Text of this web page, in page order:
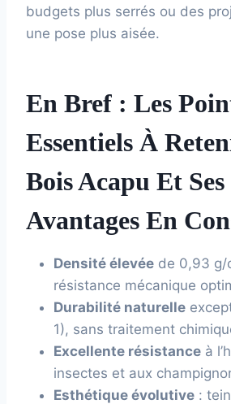
budgets plus serrés ou des
une pose plus aisée.
En Bref : Les
Essentiels À
Bois Acapu Et Ses
Avantages En
Densité élevée de 0,93 g/
résistance mécanique
Durabilité naturelle
1), sans traitement
Excellente résistance à
insectes et aux
Esthétique évolutive :